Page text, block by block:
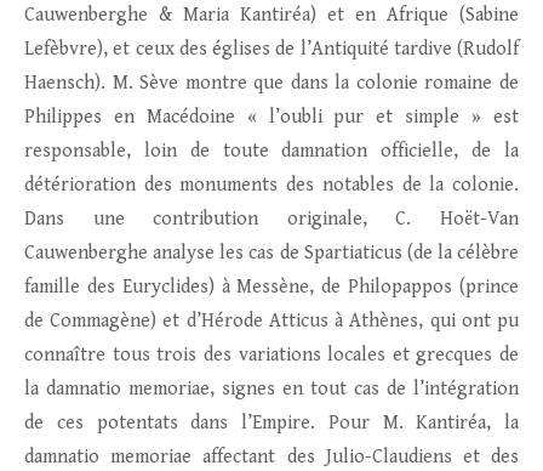
Cauwenberghe & Maria Kantiréa) et en Afrique (Sabine
Lefèbvre), et ceux des églises de l’Antiquité tardive (Rudolf
Haensch). M. Sève montre que dans la colonie romaine de
Philippes en Macédoine « l’oubli pur et simple » est
responsable, loin de toute damnation officielle, de la
détérioration des monuments des notables de la colonie.
Dans une contribution originale, C. Hoët-Van
Cauwenberghe analyse les cas de Spartiaticus (de la célèbre
famille des Euryclides) à Messène, de Philopappos (prince
de Commagène) et d’Hérode Atticus à Athènes, qui ont pu
connaître tous trois des variations locales et grecques de
la damnatio memoriae, signes en tout cas de l’intégration
de ces potentats dans l’Empire. Pour M. Kantiréa, la
damnatio memoriae affectant des Julio-Claudiens et des